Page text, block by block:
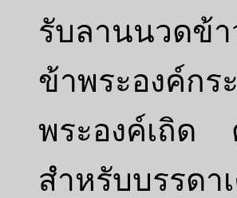
รับลานนวดข้
ข้าพระองค์กร
พระองค์เถิด
สำหรับบรรด